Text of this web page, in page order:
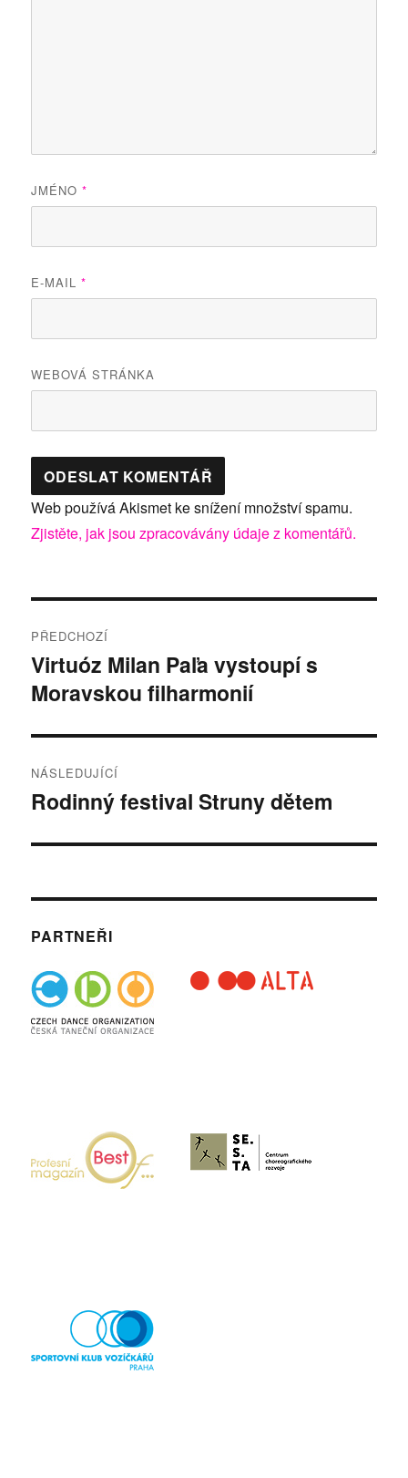
JMÉNO*
E-MAIL*
WEBOVÁ STRÁNKA
Web používá Akismet ke snížení množství spamu.
Zjistěte, jak jsou zpracovávány údaje z komentářů.
pro
příspěvek
PŘEDCHOZÍ
Předchozí
příspěvek:
Virtuóz Milan Paľa vystoupí s
Moravskou filharmonií
NÁSLEDUJÍCÍ
Následující
Rodinný festival Struny dětem
PARTNEŘI